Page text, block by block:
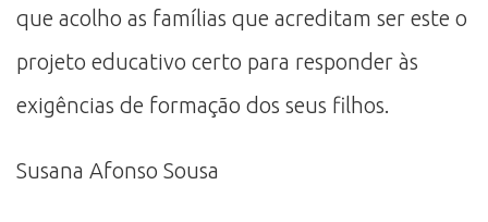
que acolho as famílias que acreditam ser este o
projeto educativo certo para responder às
exigências de formação dos seus filhos.
Susana Afonso Sousa